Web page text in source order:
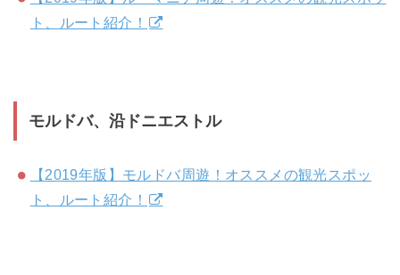
ト、ルート紹介！
モルドバ、沿ドニエストル
【2019年版】モルドバ周遊！オススメの観光スポッ
ト、ルート紹介！